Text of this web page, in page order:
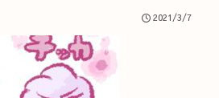
2021/3/7